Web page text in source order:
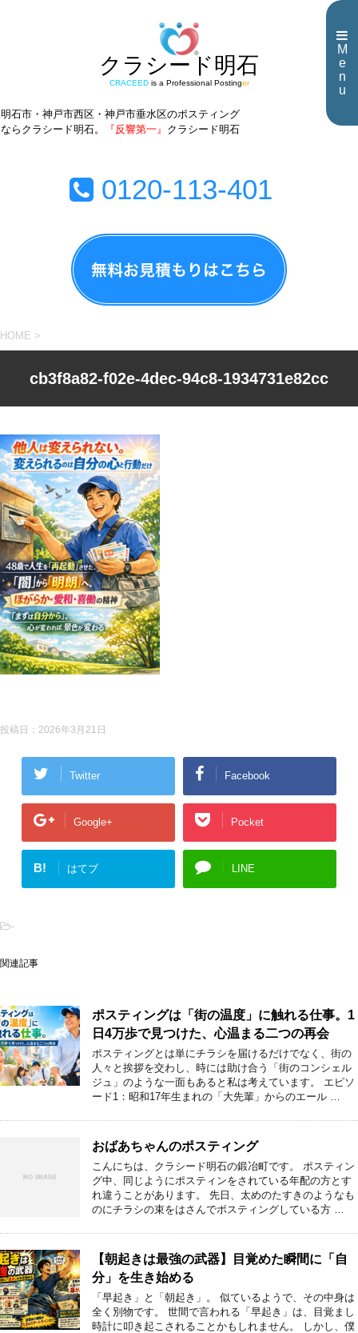
M
e
n
u
クラシード明石
CRACEEDis a Professional Postinger
明石市・神戸市西区・神戸市垂水区のポスティング
ならクラシード明石。
『反響第一』 クラシード明石
0120-113-401
HOME >
cb3f8a82-f02e-4dec-94c8-1934731e82cc
投稿日： 2026年3月21日
Twitter Facebook
Google+ Pocket
B! はてブ LINE
-
関連記事
ポスティングは「街の温度」に触れる仕事。1
日4万歩で見つけた、心温まる二つの再会
ポスティングとは単にチラシを届けるだけでなく、街の
人々と挨拶を交わし、時には助け合う「街のコンシェル
ジュ」のような一面もあると私は考えています。 エピソ
ード1：昭和17年生まれの「大先輩」からのエール …
おばあちゃんのポスティング
こんにちは、クラシード明石の鍛冶町です。 ポスティン
グ中、同じようにポスティンをされている年配の方とす
れ違うことがあります。 先日、太めのたすきのようなも
のにチラシの束をはさんでポスティングしている方 …
【朝起きは最強の武器】目覚めた瞬間に「自
分」を生き始める
「早起き」と「朝起き」。 似ているようで、その中身は
全く別物です。 世間で言われる「早起き」は、目覚まし
時計に叩き起こされることかもしれません。 しかし、僕